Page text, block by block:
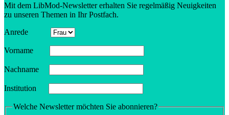
Mit dem LibMod-Newsletter erhalten Sie regel­mäßig Neuig­keiten
zu unseren Themen in Ihr Postfach.
Anrede
Vorname
Nachname
Insti­tution
Welche Newsletter möchten Sie abonnieren?